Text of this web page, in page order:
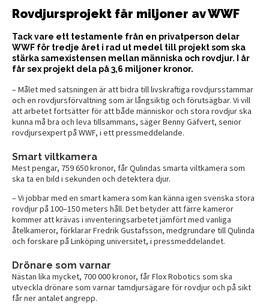
Rovdjursprojekt får miljoner av WWF
Tack vare ett testamente från en privatperson delar
WWF för tredje året i rad ut medel till projekt som ska
stärka samexistensen mellan människa och rovdjur. I år
får sex projekt dela på 3,6 miljoner kronor.
– Målet med satsningen är att bidra till livskraftiga rovdjursstammar
och en rovdjursförvaltning som är långsiktig och förutsägbar. Vi vill
att arbetet fortsätter för att både människor och stora rovdjur ska
kunna må bra och leva tillsammans, säger Benny Gäfvert, senior
rovdjursexpert på WWF, i ett pressmeddelande.
Smart viltkamera
Mest pengar, 759 650 kronor, får Qulindas smarta viltkamera som
ska ta en bild i sekunden och detektera djur.
– Vi jobbar med en smart kamera som kan känna igen svenska stora
rovdjur på 100–150 meters håll. Det betyder att färre kameror
kommer att krävas i inventeringsarbetet jämfört med vanliga
åtelkameror, förklarar Fredrik Gustafsson, medgrundare till Qulinda
och forskare på Linköping universitet, i pressmeddelandet.
Drönare som varnar
Nästan lika mycket, 700 000 kronor, får Flox Robotics som ska
utveckla drönare som varnar tamdjursägare för rovdjur och på sikt
får ner antalet angrepp.